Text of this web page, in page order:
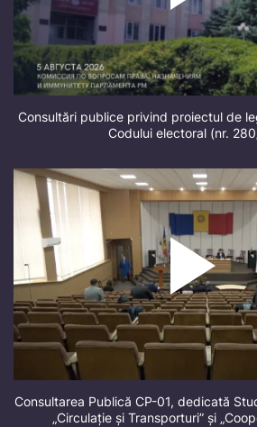
Consultări publice privind proiectul de
Codului electoral (nr.
Consultarea Publică CP-01, dedicată
„Circulație și Transporturi” și